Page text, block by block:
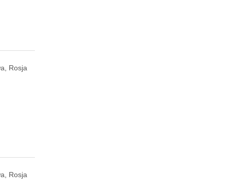
Rosja
Rosja